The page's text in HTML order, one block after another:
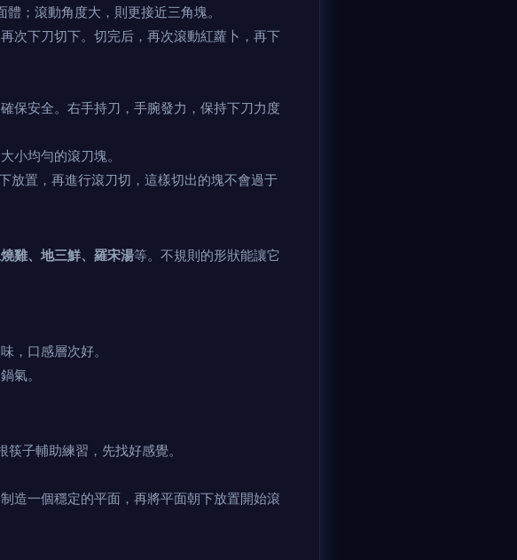
；滾動角度大，則更接近三角塊。
次下刀切下。切完后，再次滾動紅蘿卜，再下
保安全。右手持刀，手腕發力，保持下刀力度
小均勻的滾刀塊。
放置，再進行滾刀切，這樣切出的塊不會過于
雞、地三鮮、羅宋湯等。不規則的形狀能讓它
，口感層次好。
氣。
子輔助練習，先找好感覺。
造一個穩定的平面，再將平面朝下放置開始滾